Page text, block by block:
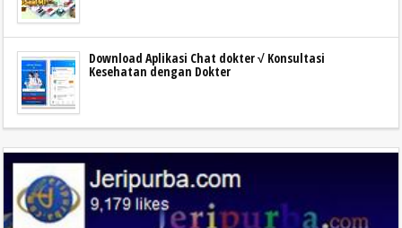
Download Aplikasi Chat dokter √ Konsultasi
Kesehatan dengan Dokter